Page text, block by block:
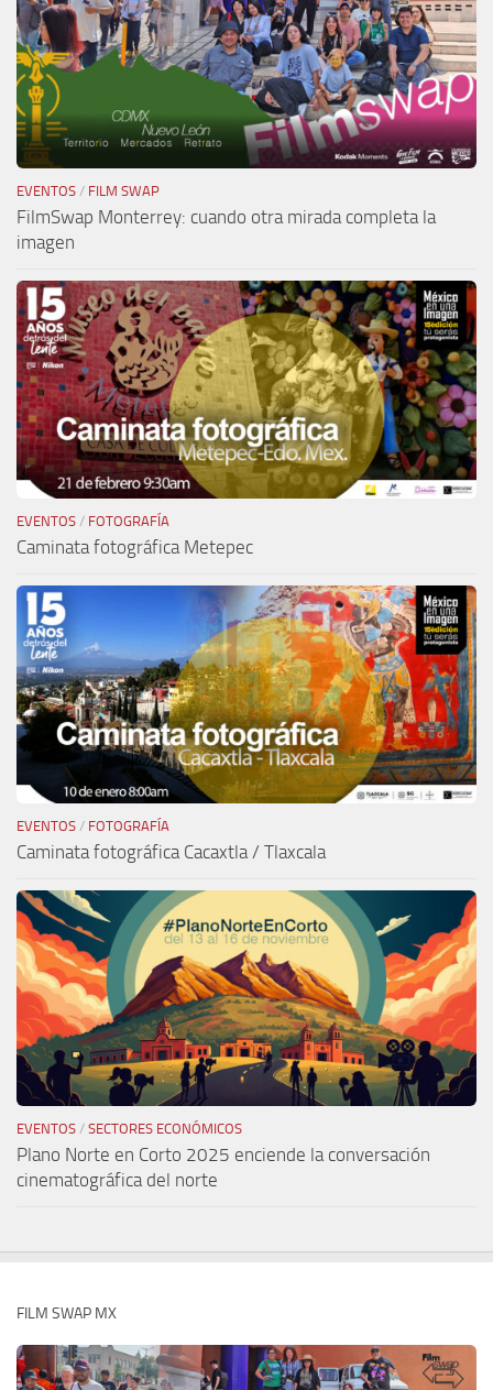
EVENTOS / FILM SWAP
FilmSwap Monterrey: cuando otra mirada completa la
imagen
EVENTOS / FOTOGRAFÍA
Caminata fotográfica Metepec
EVENTOS / FOTOGRAFÍA
Caminata fotográfica Cacaxtla / Tlaxcala
EVENTOS / SECTORES ECONÓMICOS
Plano Norte en Corto 2025 enciende la conversación
cinematográfica del norte
FILM SWAP MX